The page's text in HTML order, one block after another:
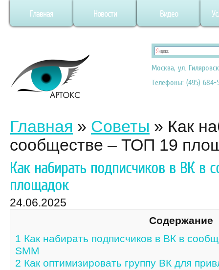
Главная Новости Видео
Москва, ул.
Телефоны: (495) 684-
Главная » Советы » Как
сообществе – ТОП 19
Как набирать подписчиков в ВК в
площадок
24.06.2025
Содержание
1 Как набирать подписчиков в ВК в
SMM
2 Как оптимизировать группу ВК для